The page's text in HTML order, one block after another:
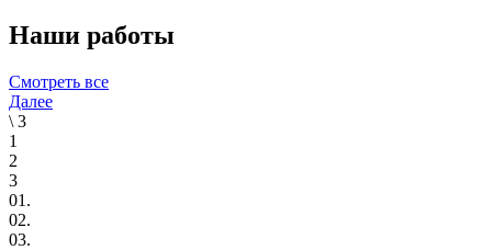
Наши работы
Смотреть все
Далее
\ 3
1
2
3
01.
02.
03.